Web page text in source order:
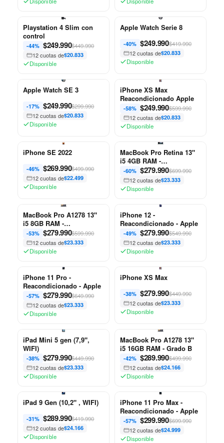
Playstation 4 Slim con
control
-44% $249.990$449.990
12 cuotas de$20.833
Disponible
Apple Watch Serie 8
-40% $249.990$419.990
12 cuotas de$20.833
Disponible
Apple Watch SE 3
-17% $249.990$299.990
12 cuotas de$20.833
Disponible
iPhone XS Max
Reacondicionado Apple
-58% $249.990$599.990
12 cuotas de$20.833
Disponible
iPhone SE 2022
-46% $269.990$499.990
12 cuotas de$22.499
Disponible
MacBook Pro Retina 13"
i5 4GB RAM -
Reacondicionado - Apple
-60% $279.990$699.990
12 cuotas de$23.333
Disponible
MacBook Pro A1278 13"
i5 8GB RAM -
Reacondicionado - Apple
-53% $279.990$599.990
12 cuotas de$23.333
Disponible
iPhone 12 -
Reacondicionado - Apple
-49% $279.990$549.990
12 cuotas de$23.333
Disponible
iPhone 11 Pro -
Reacondicionado - Apple
-57% $279.990$649.990
12 cuotas de$23.333
Disponible
iPhone XS Max
-38% $279.990$449.990
12 cuotas de$23.333
Disponible
iPad Mini 5 gen (7,9",
WIFI)
-38% $279.990$449.990
12 cuotas de$23.333
Disponible
MacBook Pro A1278 13"
i5 16GB RAM - Grado B
-42% $289.990$499.990
12 cuotas de$24.166
Disponible
iPad 9 Gen (10,2" , WIFI)
-31% $289.990$419.990
12 cuotas de$24.166
Disponible
iPhone 11 Pro Max -
Reacondicionado - Apple
-57% $299.990$699.990
12 cuotas de$24.999
Disponible